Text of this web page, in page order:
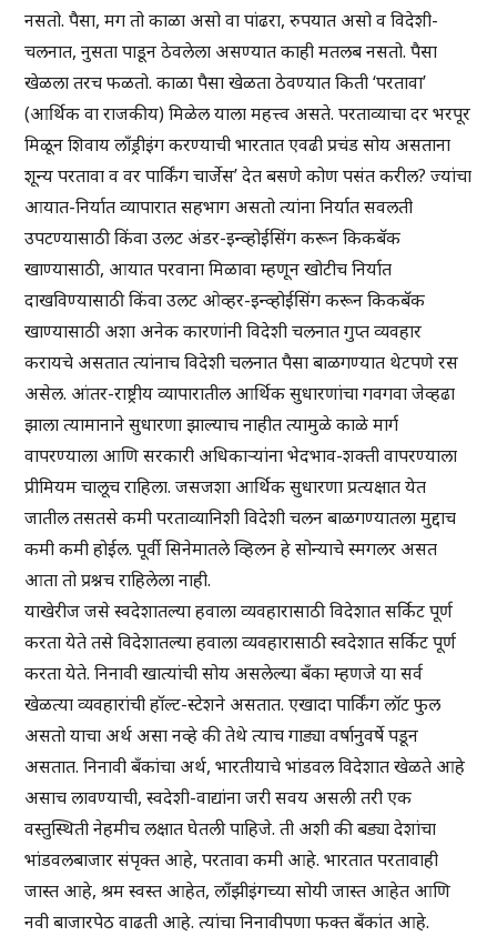
नसतो. पैसा, मग तो काळा असो वा पांढरा, रुपयात असो व विदेशी-
चलनात, नुसता पाडून ठेवलेला असण्यात काही मतलब नसतो. पैसा
खेळला तरच फळतो. काळा पैसा खेळता ठेवण्यात किती ‘परतावा’
(आर्थिक वा राजकीय) मिळेल याला महत्त्व असते. परताव्याचा दर भरपूर
मिळून शिवाय लाँड्रीइंग करण्याची भारतात एवढी प्रचंड सोय असताना
शून्य परतावा व वर पार्किंग चार्जेस’ देत बसणे कोण पसंत करील? ज्यांचा
आयात-निर्यात व्यापारात सहभाग असतो त्यांना निर्यात सवलती
उपटण्यासाठी किंवा उलट अंडर-इन्व्होईसिंग करून किकबॅक
खाण्यासाठी, आयात परवाना मिळावा म्हणून खोटीच निर्यात
दाखविण्यासाठी किंवा उलट ओव्हर-इन्व्होईसिंग करून किकबॅक
खाण्यासाठी अशा अनेक कारणांनी विदेशी चलनात गुप्त व्यवहार
करायचे असतात त्यांनाच विदेशी चलनात पैसा बाळगण्यात थेटपणे रस
असेल. आंतर-राष्ट्रीय व्यापारातील आर्थिक सुधारणांचा गवगवा जेव्हढा
झाला त्यामानाने सुधारणा झाल्याच नाहीत त्यामुळे काळे मार्ग
वापरण्याला आणि सरकारी अधिकाऱ्यांना भेदभाव-शक्ती वापरण्याला
प्रीमियम चालूच राहिला. जसजशा आर्थिक सुधारणा प्रत्यक्षात येत
जातील तसतसे कमी परताव्यानिशी विदेशी चलन बाळगण्यातला मुद्दाच
कमी कमी होईल. पूर्वी सिनेमातले व्हिलन हे सोन्याचे स्मगलर असत
आता तो प्रश्नच राहिलेला नाही.
याखेरीज जसे स्वदेशातल्या हवाला व्यवहारासाठी विदेशात सर्किट पूर्ण
करता येते तसे विदेशातल्या हवाला व्यवहारासाठी स्वदेशात सर्किट पूर्ण
करता येते. निनावी खात्यांची सोय असलेल्या बँका म्हणजे या सर्व
खेळत्या व्यवहारांची हॉल्ट-स्टेशने असतात. एखादा पार्किंग लॉट फुल
असतो याचा अर्थ असा नव्हे की तेथे त्याच गाड्या वर्षानुवर्षे पडून
असतात. निनावी बँकांचा अर्थ, भारतीयाचे भांडवल विदेशात खेळते आहे
असाच लावण्याची, स्वदेशी-वाद्यांना जरी सवय असली तरी एक
वस्तुस्थिती नेहमीच लक्षात घेतली पाहिजे. ती अशी की बड्या देशांचा
भांडवलबाजार संपृक्त आहे, परतावा कमी आहे. भारतात परतावाही
जास्त आहे, श्रम स्वस्त आहेत, लाँझीइंगच्या सोयी जास्त आहेत आणि
नवी बाजारपेठ वाढती आहे. त्यांचा निनावीपणा फक्त बँकांत आहे.